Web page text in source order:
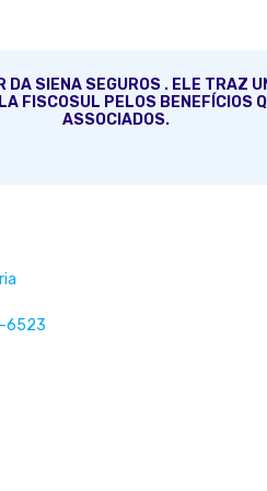
DA SIENA SEGUROS . ELE TRAZ
FISCOSUL PELOS BENEFÍCIOS
ASSOCIADOS.
6523